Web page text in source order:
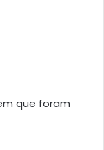
que foram